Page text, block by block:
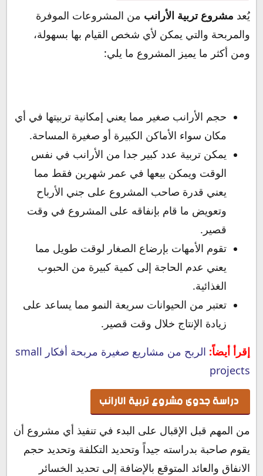
يُعد مشروع تربية الأرانب من المشروعات الموفرة
والمربحة والتي يمكن لأي شخص القيام بها بسهولة،
ومن أكثر ما يميز المشروع ما يلي:
حجم الأرانب صغير مما يعني إمكانية تربيتها في أي
مكان سواء الأماكن الكبيرة أو صغيرة المساحة.
يمكن تربية عدد كبير جدا من الأرانب في نفس
الوقت ويمكن بيعها في عمر شهرين فقط مما
يعني قدرة صاحب المشروع على جني الأرباح
وتعويض ما قام بإنفاقه على المشروع في وقت
قصير.
تقوم الأمهات بإرضاع الصغار لوقت طويل مما
يعني عدم الحاجة إلى كمية كبيرة من الحبوب
الغذائية.
تعتبر من الحيوانات سريعة النمو مما يساعد على
زيادة الإنتاج خلال وقت قصير.
إقرأ أيضاً:
الربح من مشاريع صغيرة مربحة أفكار small
projects
دراسة جدوى مشروع تربية الارانب
من المهم قبل الإقبال على البدء في تنفيذ أي مشروع أن
يقوم صاحبة بدراسته جيداً وتحديد التكلفة وتحديد حجم
الانفاق والعائد المتوقع بالإضافة إلى تحديد الخسائر